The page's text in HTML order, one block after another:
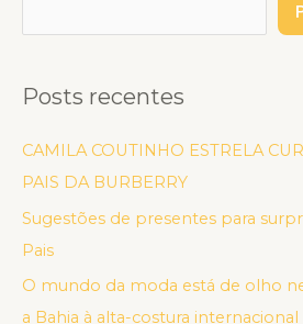
Posts recentes
CAMILA COUTINHO ESTRELA
PAIS DA BURBERRY
Sugestões de presentes para
Pais
O mundo da moda está de olho
a Bahia à alta-costura internacional